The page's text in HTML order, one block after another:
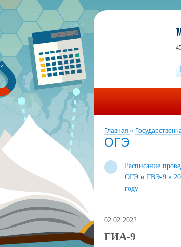
Главная »
ОГЭ
Расписание
ОГЭ и ГВЭ-9 в
году
02.02.2022
ГИА-9